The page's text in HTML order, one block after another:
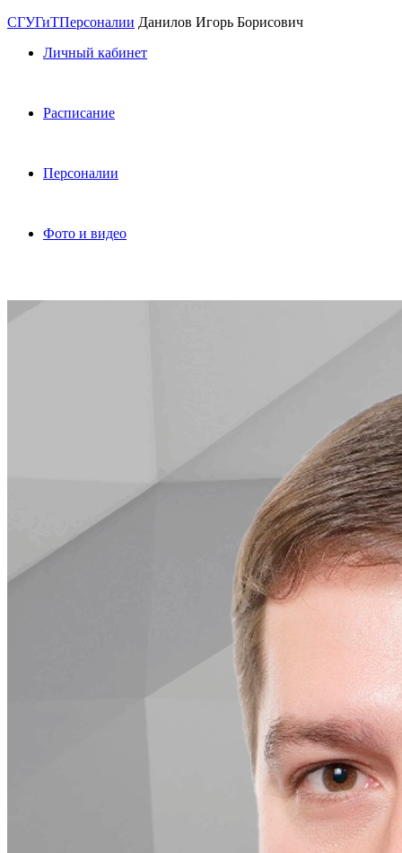
СГУГиТПерсоналии Данилов Игорь Борисович
Личный кабинет
Расписание
Персоналии
Фото и видео